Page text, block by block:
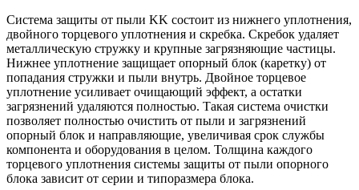
Система защиты от пыли KK состоит из нижнего уплотнения,
двойного торцевого уплотнения и скребка. Скребок удаляет
металлическую стружку и крупные загрязняющие частицы.
Нижнее уплотнение защищает опорный блок (каретку) от
попадания стружки и пыли внутрь. Двойное торцевое
уплотнение усиливает очищающий эффект, а остатки
загрязнений удаляются полностью. Такая система очистки
позволяет полностью очистить от пыли и загрязнений
опорный блок и направляющие, увеличивая срок службы
компонента и оборудования в целом. Толщина каждого
торцевого уплотнения системы защиты от пыли опорного
блока зависит от серии и типоразмера блока.